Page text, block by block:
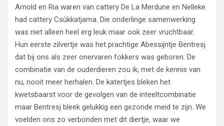
Arnold en Ria waren van cattery De La Merdune en Nelleke
had cattery Csûkkatjama. Die onderlinge samenwerking
was niet alleen heel erg leuk maar ook zeer vruchtbaar.
Hun eerste zilvertje was het prachtige Abessijntje Bentresj
dat bij ons als zeer onervaren fokkers was geboren. De
combinatie van de ouderdieren zou ik, met de kennis van
nu, nooit meer herhalen. De katertjes bleken het
kwetsbaarst voor de gevolgen van de inteeltcombinatie
maar Bentresj bleek gelukkig een gezonde meid te zijn. We
voelden ons zo verbonden met dit diertje, waar we